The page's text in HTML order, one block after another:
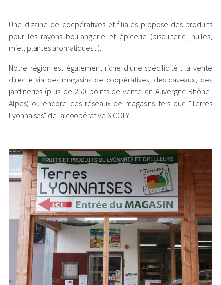
Une dizaine de coopératives et filiales propose des produits
pour les rayons boulangerie et épicerie (biscuiterie, huiles,
miel, plantes aromatiques...).
Notre région est également riche d'une spécificité : la vente
directe via des magasins de coopératives, des caveaux, des
jardineries (plus de 250 points de vente en Auvergne-Rhône-
Alpes) ou encore des réseaux de magasins tels que "Terres
Lyonnaises" de la coopérative SICOLY.